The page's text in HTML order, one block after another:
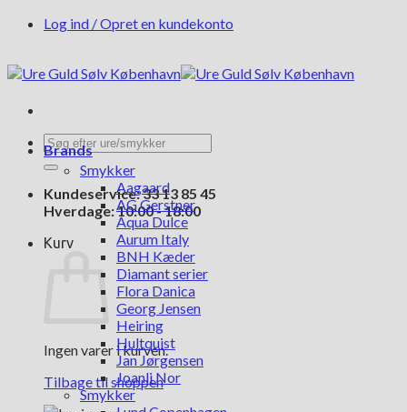
FortsætLog ind / Opret en kundekonto
Søg
efter:
Kundeservice: 33 13 85 45
Hverdage: 10:00 - 18:00
Kurv
Ingen varer i kurven.
Tilbage til shoppen
Brands
Smykker
Aagaard
AG Gerstner
Aqua Dulce
Aurum Italy
BNH Kæder
Diamant serier
Flora Danica
Georg Jensen
Heiring
Hultquist
Jan Jørgensen
Joanli Nor
Smykker